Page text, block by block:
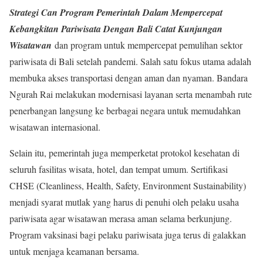
Strategi Can Program Pemerintah Dalam Mempercepat
Kebangkitan Pariwisata Dengan Bali Catat Kunjungan
Wisatawan dan program untuk mempercepat pemulihan sektor
pariwisata di Bali setelah pandemi. Salah satu fokus utama adalah
membuka akses transportasi dengan aman dan nyaman. Bandara
Ngurah Rai melakukan modernisasi layanan serta menambah rute
penerbangan langsung ke berbagai negara untuk memudahkan
wisatawan internasional.
Selain itu, pemerintah juga memperketat protokol kesehatan di
seluruh fasilitas wisata, hotel, dan tempat umum. Sertifikasi
CHSE (Cleanliness, Health, Safety, Environment Sustainability)
menjadi syarat mutlak yang harus di penuhi oleh pelaku usaha
pariwisata agar wisatawan merasa aman selama berkunjung.
Program vaksinasi bagi pelaku pariwisata juga terus di galakkan
untuk menjaga keamanan bersama.